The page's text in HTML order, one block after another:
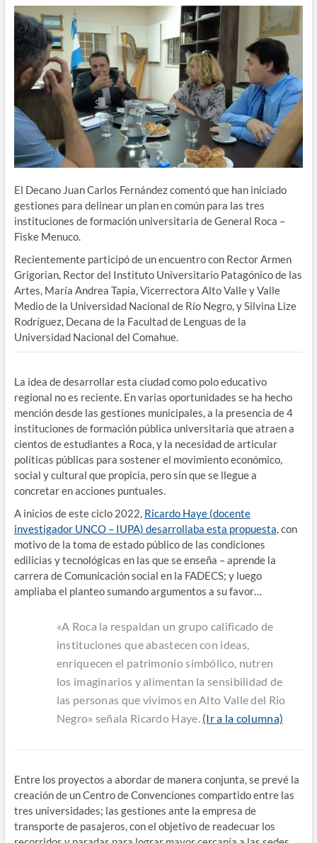
El Decano Juan Carlos Fernández comentó que han iniciado
gestiones para delinear un plan en común para las tres
instituciones de formación universitaria de General Roca –
Fiske Menuco.
Recientemente participó de un encuentro con Rector Armen
Grigorian, Rector del Instituto Universitario Patagónico de las
Artes, María Andrea Tapia, Vicerrectora Alto Valle y Valle
Medio de la Universidad Nacional de Río Negro, y Silvina Lize
Rodríguez, Decana de la Facultad de Lenguas de la
Universidad Nacional del Comahue.
La idea de desarrollar esta ciudad como polo educativo
regional no es reciente. En varias oportunidades se ha hecho
mención desde las gestiones municipales, a la presencia de 4
instituciones de formación pública universitaria que atraen a
cientos de estudiantes a Roca, y la necesidad de articular
políticas públicas para sostener el movimiento económico,
social y cultural que propicia, pero sin que se llegue a
concretar en acciones puntuales.
A inicios de este ciclo 2022, Ricardo Haye (docente
investigador UNCO – IUPA) desarrollaba esta propuesta, con
motivo de la toma de estado público de las condiciones
edilicias y tecnológicas en las que se enseña – aprende la
carrera de Comunicación social en la FADECS; y luego
ampliaba el planteo sumando argumentos a su favor…
«A Roca la respaldan un grupo calificado de
instituciones que abastecen con ideas,
enriquecen el patrimonio simbólico, nutren
los imaginarios y alimentan la sensibilidad de
las personas que vivimos en Alto Valle del Rio
Negro» señala Ricardo Haye. (Ir a la columna)
Entre los proyectos a abordar de manera conjunta, se prevé la
creación de un Centro de Convenciones compartido entre las
tres universidades; las gestiones ante la empresa de
transporte de pasajeros, con el objetivo de readecuar los